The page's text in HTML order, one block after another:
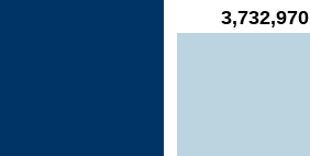
3,732,970